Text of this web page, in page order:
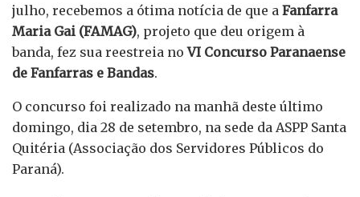
julho, recebemos a ótima notícia de que a Fanfarra
Maria Gai (FAMAG), projeto que deu origem à
banda, fez sua reestreia noVI Concurso Paranaense
de Fanfarras e Bandas.
O concurso foi realizado na manhã deste último
domingo, dia 28 de setembro, na sede da ASPP Santa
Quitéria (Associação dos Servidores Públicos do
Paraná).